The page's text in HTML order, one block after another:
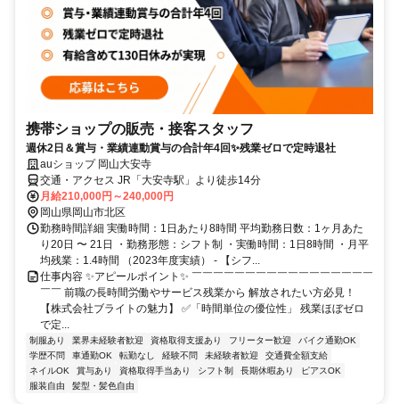
携帯ショップの販売・接客スタッフ
週休2日＆賞与・業績連動賞与の合計年4回✨残業ゼロで定時退社
auショップ 岡山大安寺
交通・アクセス JR「大安寺駅」より徒歩14分
月給210,000円～240,000円
岡山県岡山市北区
勤務時間詳細 実働時間：1日あたり8時間 平均勤務日数：1ヶ月あた
り20日 〜 21日 ・勤務形態：シフト制 ・実働時間：1日8時間 ・月平
均残業：1.4時間 （2023年度実績） - 【シフ...
仕事内容 ✨アピールポイント✨ ￣￣￣￣￣￣￣￣￣￣￣￣￣￣￣￣￣
￣￣ 前職の長時間労働やサービス残業から 解放されたい方必見！
【株式会社ブライトの魅力】 ✅「時間単位の優位性」 残業ほぼゼロ
で定...
制服あり 業界未経験者歓迎 資格取得支援あり フリーター歓迎
バイク通勤OK
学歴不問
車通勤OK 転勤なし 経験不問 未経験者歓迎
交通費全額支給
ネイルOK
賞与あり 資格取得手当あり シフト制 長期休暇あり
ピアスOK
服装自由
髪型・髪色自由